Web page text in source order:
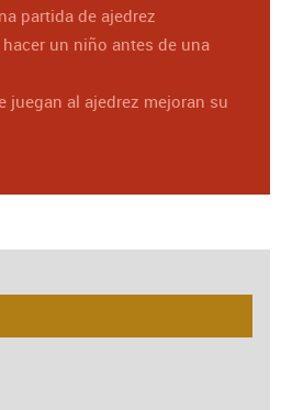
partida de ajedrez
un niño antes de una
juegan al ajedrez mejoran su